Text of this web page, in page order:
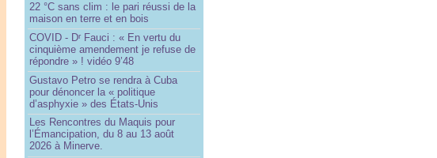
22 °C sans clim : le pari réussi de la
maison en terre et en bois
COVID - Dr Fauci : « En vertu du
cinquième amendement je refuse de
répondre » ! vidéo 9’48
Gustavo Petro se rendra à Cuba
pour dénoncer la « politique
d’asphyxie » des États-Unis
Les Rencontres du Maquis pour
l’Émancipation, du 8 au 13 août
2026 à Minerve.